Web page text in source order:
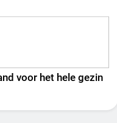
voor het hele gezin